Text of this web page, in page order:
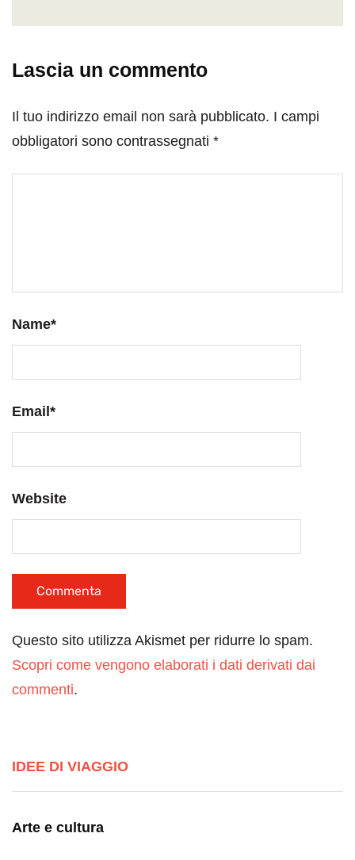
Lascia un commento
Il tuo indirizzo email non sarà pubblicato. I campi
obbligatori sono contrassegnati *
Name*
Email *
Website
Questo sito utilizza Akismet per ridurre lo spam.
Scopri come vengono elaborati i dati derivati dai
commenti.
IDEE DI VIAGGIO
Arte e cultura